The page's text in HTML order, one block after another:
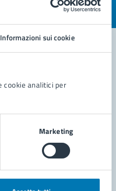
Informazioni sui cookie
cookie analitici per
Marketing